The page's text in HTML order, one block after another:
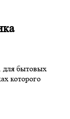
для бытовых
которого